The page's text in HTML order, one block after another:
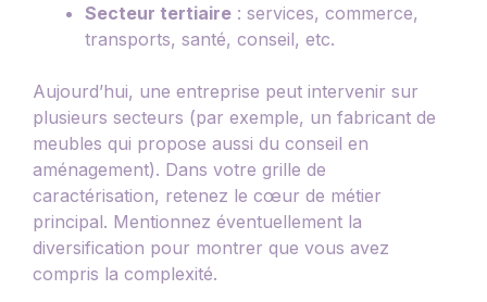
Secteur tertiaire : services, commerce,
transports, santé, conseil, etc.
Aujourd’hui, une entreprise peut intervenir sur
plusieurs secteurs (par exemple, un fabricant de
meubles qui propose aussi du conseil en
aménagement). Dans votre grille de
caractérisation, retenez le cœur de métier
principal. Mentionnez éventuellement la
diversification pour montrer que vous avez
compris la complexité.